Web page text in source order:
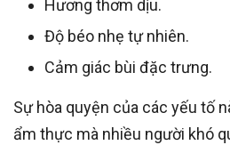
Hương thơm dịu.
Độ béo nhẹ tự nhiên.
Cảm giác bùi đặc trưng.
Sự hòa quyện của các yếu tố
ẩm thực mà nhiều người khó